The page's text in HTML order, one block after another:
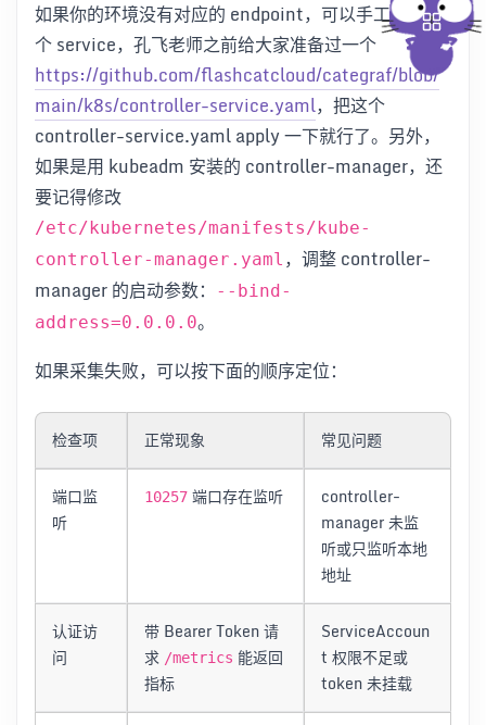
如果你的环境没有对应的 endpoint，可以手工创建一
个 service，孔飞老师之前给大家准备过一个
https://github.com/flashcatcloud/categraf/blob/
main/k8s/controller-service.yaml，把这个
controller-service.yaml apply 一下就行了。另外，
如果是用 kubeadm 安装的 controller-manager，还
要记得修改
/etc/kubernetes/manifests/kube-
controller-manager.yaml ，调整 controller-
manager 的启动参数：
--bind-
address=0.0.0.0。
如果采集失败，可以按下面的顺序定位：
检查项 正常现象 常见问题
端口监
听
10257 端口存在监听
controller-
manager 未监
听或只监听本地
地址
认证访
问
带 Bearer Token 请
求 /metrics 能返回
指标
ServiceAccoun
t 权限不足或
token 未挂载